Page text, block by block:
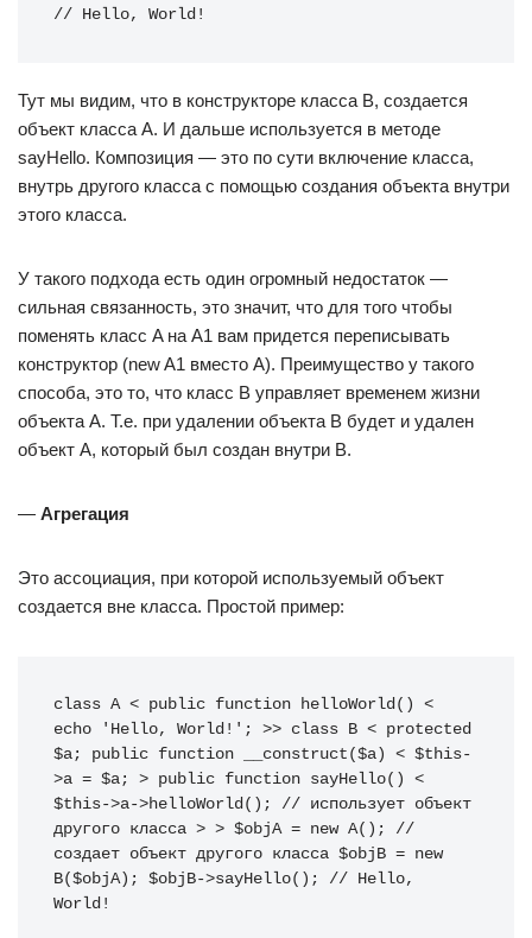
// Hello, World!
Тут мы видим, что в конструкторе класса B, создается
объект класса A. И дальше используется в методе
sayHello. Композиция — это по сути включение класса,
внутрь другого класса с помощью создания объекта внутри
этого класса.
У такого подхода есть один огромный недостаток —
сильная связанность, это значит, что для того чтобы
поменять класс A на A1 вам придется переписывать
конструктор (new A1 вместо A). Преимущество у такого
способа, это то, что класс B управляет временем жизни
объекта A. Т.е. при удалении объекта B будет и удален
объект A, который был создан внутри B.
— Агрегация
Это ассоциация, при которой используемый объект
создается вне класса. Простой пример:
class A < public function helloWorld() <
echo 'Hello, World!'; >> class B < protected
$a; public function __construct($a) < $this-
>a = $a; > public function sayHello() <
$this->a->helloWorld(); // использует объект
другого класса > > $objA = new A(); //
создает объект другого класса $objB = new
B($objA); $objB->sayHello(); // Hello,
World!